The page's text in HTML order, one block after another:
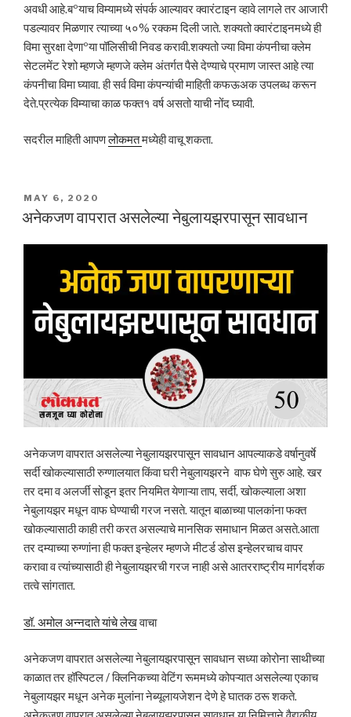
अवधी आहे.बºयाच विम्यामध्ये संपर्क आल्यावर क्वारंटाइन व्हावे लागले तर आजारी
पडल्यावर मिळणार त्याच्या ५०% रक्कम दिली जाते. शक्यतो क्वारंटाइनमध्ये ही
विमा सुरक्षा देणाºया पॉलिसीची निवड करावी.शक्यतो ज्या विमा कंपनीचा क्लेम
सेटलमेंट रेशो म्हणजे म्हणजे क्लेम अंतर्गत पैसे देण्याचे प्रमाण जास्त आहे त्या
कंपनीचा विमा घ्यावा. ही सर्व विमा कंपन्यांची माहिती कफऊअक उपलब्ध करून
देते.प्रत्येक विम्याचा काळ फक्त१ वर्ष असतो याची नोंद घ्यावी.
सदरील माहिती आपणलोकमतमध्येही वाचू शकता.
POSTED
ON
MAY 6, 2020
अनेकजण वापरात असलेल्या नेबुलायझरपासून सावधान
अनेकजण वापरात असलेल्या नेबुलायझरपासून सावधान आपल्याकडे वर्षानुवर्षे
सर्दी खोकल्यासाठी रुग्णालयात किंवा घरी नेबुलायझरने वाफ घेणे सुरु आहे. खर
तर दमा व अलर्जी सोडून इतर नियमित येणाऱ्या ताप, सर्दी, खोकल्याला अशा
नेबुलायझर मधून वाफ घेण्याची गरज नसते. यातून बाळाच्या पालकांना फक्त
खोकल्यासाठी काही तरी करत असल्याचे मानसिक समाधान मिळत असते.आता
तर दम्याच्या रुग्णांना ही फक्त इन्हेलर म्हणजे मीटर्ड डोस इन्हेलरचाच वापर
करावा व त्यांच्यासाठी ही नेबुलायझरची गरज नाही असे आतरराष्ट्रीय मार्गदर्शक
तत्वे सांगतात.
डॉ. अमोल अन्नदाते यांचे लेखवाचा
अनेकजण वापरात असलेल्या नेबुलायझरपासून सावधान सध्या कोरोना साथीच्या
काळात तर हॉस्पिटल / क्लिनिकच्या वेटिंग रूममध्ये कोपऱ्यात असलेल्या एकाच
नेबुलायझर मधून अनेक मुलांना नेब्यूलायजेशन देणे हे घातक ठरू शकते.